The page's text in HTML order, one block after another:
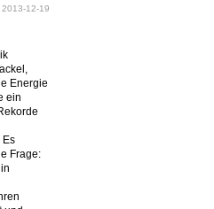
2013-12-19
Energie
ein
Es
Frage: